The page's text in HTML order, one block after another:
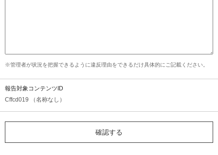
※管理者が状況を把握できるように違反理由をできるだけ具体的にご記載ください。
報告対象コンテンツID
Cffcd019 （名称なし）